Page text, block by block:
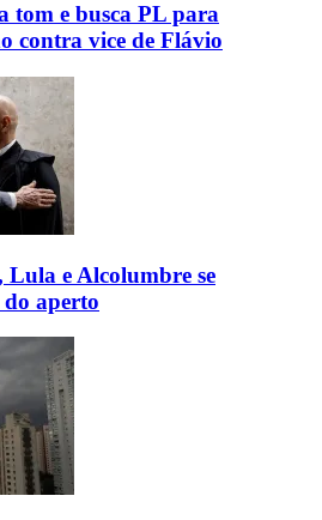
tom e busca PL para
contra vice de Flávio
Lula e Alcolumbre se
aperto